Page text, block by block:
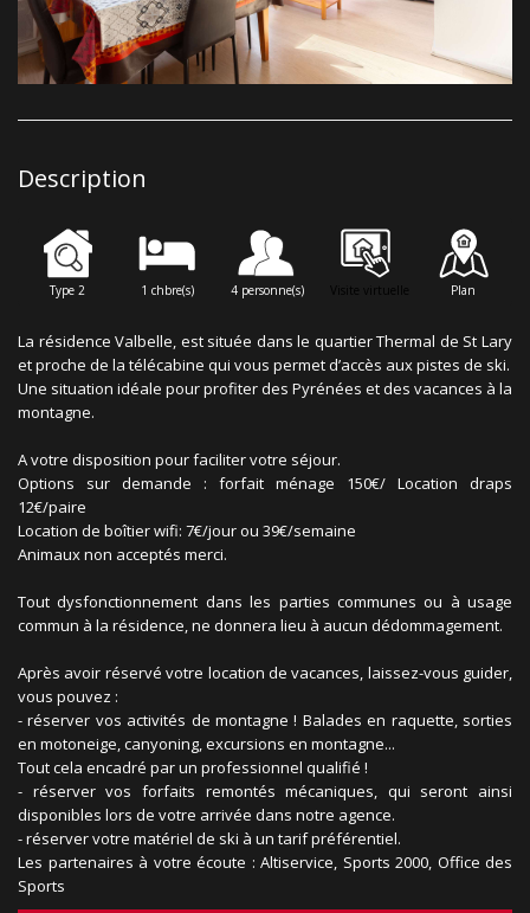
Description
Type 2 1 chbre(s) 4 personne(s) Visite virtuelle Plan
La résidence Valbelle, est située dans le quartier Thermal de St Lary
et proche de la télécabine qui vous permet d’accès aux pistes de ski.
Une situation idéale pour profiter des Pyrénées et des vacances à la
montagne.
A votre disposition pour faciliter votre séjour.
Options sur demande : forfait ménage 150€/ Location draps
12€/paire
Location de boîtier wifi: 7€/jour ou 39€/semaine
Animaux non acceptés merci.
Tout dysfonctionnement dans les parties communes ou à usage
commun à la résidence, ne donnera lieu à aucun dédommagement.
Après avoir réservé votre location de vacances, laissez-vous guider,
vous pouvez :
- réserver vos activités de montagne ! Balades en raquette, sorties
en motoneige, canyoning, excursions en montagne...
Tout cela encadré par un professionnel qualifié !
- réserver vos forfaits remontés mécaniques, qui seront ainsi
disponibles lors de votre arrivée dans notre agence.
- réserver votre matériel de ski à un tarif préférentiel.
Les partenaires à votre écoute : Altiservice, Sports 2000, Office des
Sports